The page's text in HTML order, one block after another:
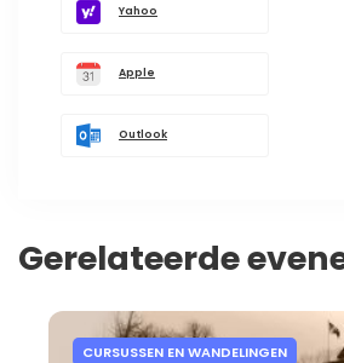
Yahoo
Apple
Outlook
Gerelateerde
CURSUSSEN EN WANDELINGEN